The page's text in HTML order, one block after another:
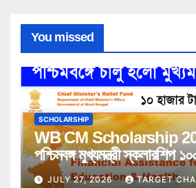
You missed
SCHOLARSHIP
WB CM Scholarship
পশ্চিমবঙ্গ মুখ্যমন্ত্রী স্কলারশিপ
JULY 27, 2026 TARGET